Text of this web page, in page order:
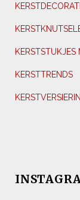
KERSTSTUKJES
KERSTTRENDS